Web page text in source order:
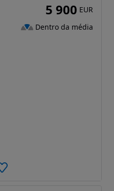
5 900 EUR
Dentro da média